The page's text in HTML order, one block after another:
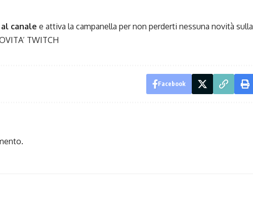
canale e attiva la campanella per non perderti nessuna novità sulla
TWITCH
Facebook